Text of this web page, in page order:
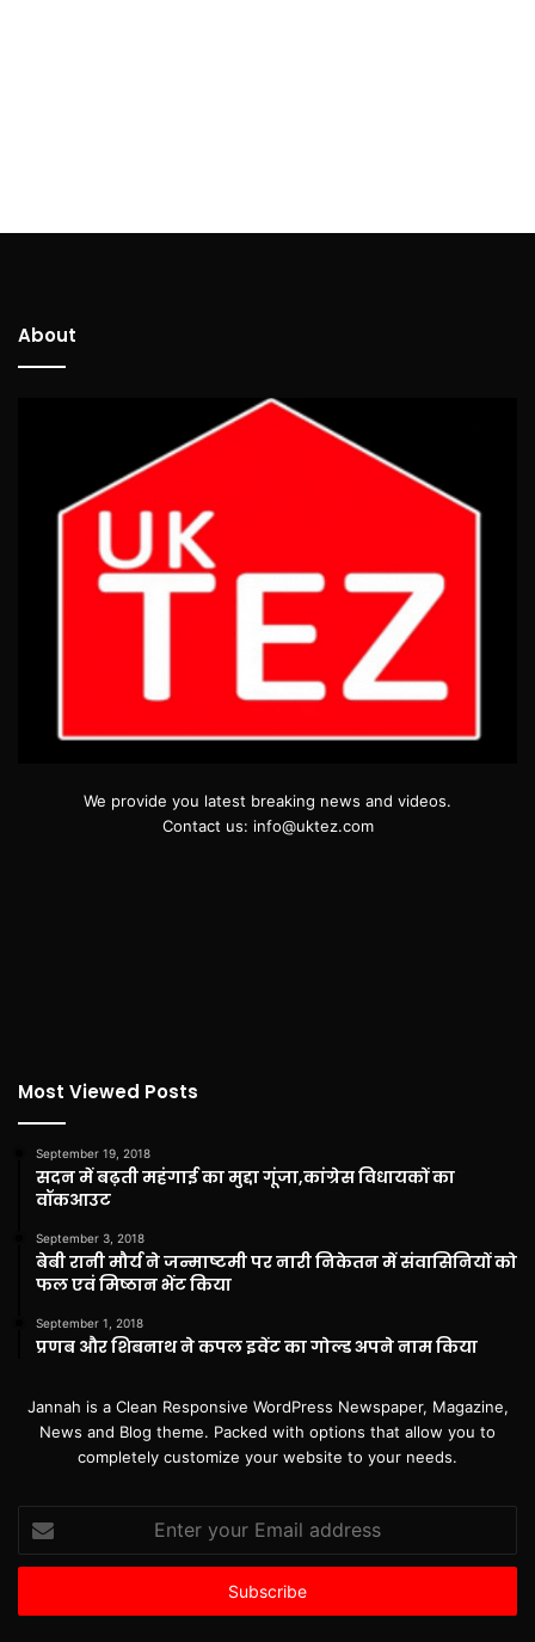
About
We provide you latest breaking news and videos.
Contact us: info@uktez.com
Most Viewed Posts
September 19, 2018
सदन में बढ़ती महंगाई का मुद्दा गूंजा,कांग्रेस विधायकों का
वॉकआउट
September 3, 2018
बेबी रानी मौर्य ने जन्माष्टमी पर नारी निकेतन में संवासिनियों को
फल एवं मिष्ठान भेंट किया
September 1, 2018
प्रणब और शिबनाथ ने कपल इवेंट का गोल्ड अपने नाम किया
Jannah is a Clean Responsive WordPress Newspaper, Magazine,
News and Blog theme. Packed with options that allow you to
completely customize your website to your needs.
Enter
your
Email